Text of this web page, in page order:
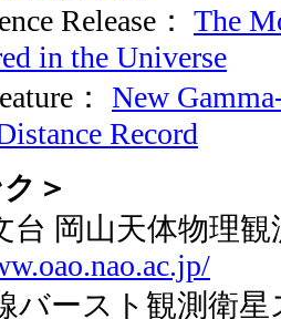
Release： The
in the Universe
： New
Record
＞
台 岡山天体物理観
バースト観測衛